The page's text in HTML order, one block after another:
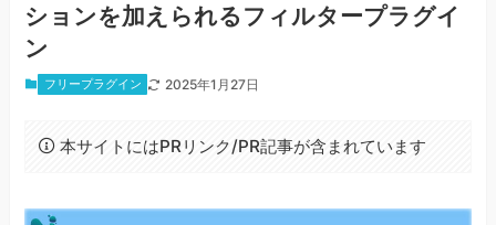
ションを加えられるフィルタープラグイ
ン
フリープラグイン 2025年1月27日
本サイトにはPRリンク/PR記事が含まれています